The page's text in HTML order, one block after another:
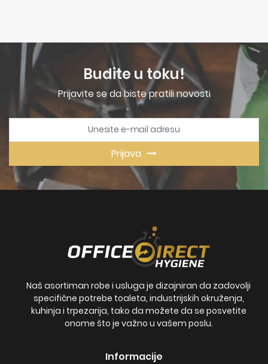
Budite u toku!
Prijavite se da biste pratili novosti
Prijava
Naš asortiman robe i usluga je dizajniran da zadovolji
specifične potrebe toaleta, industrijskih okruženja,
kuhinja i trpezarija, tako da možete da se posvetite
onome što je važno u vašem poslu.
Informacije